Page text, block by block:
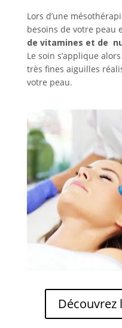
Lors d’une
besoins de votre peau
de vitamines et de
Le soin s’applique
très fines aiguilles
votre peau.